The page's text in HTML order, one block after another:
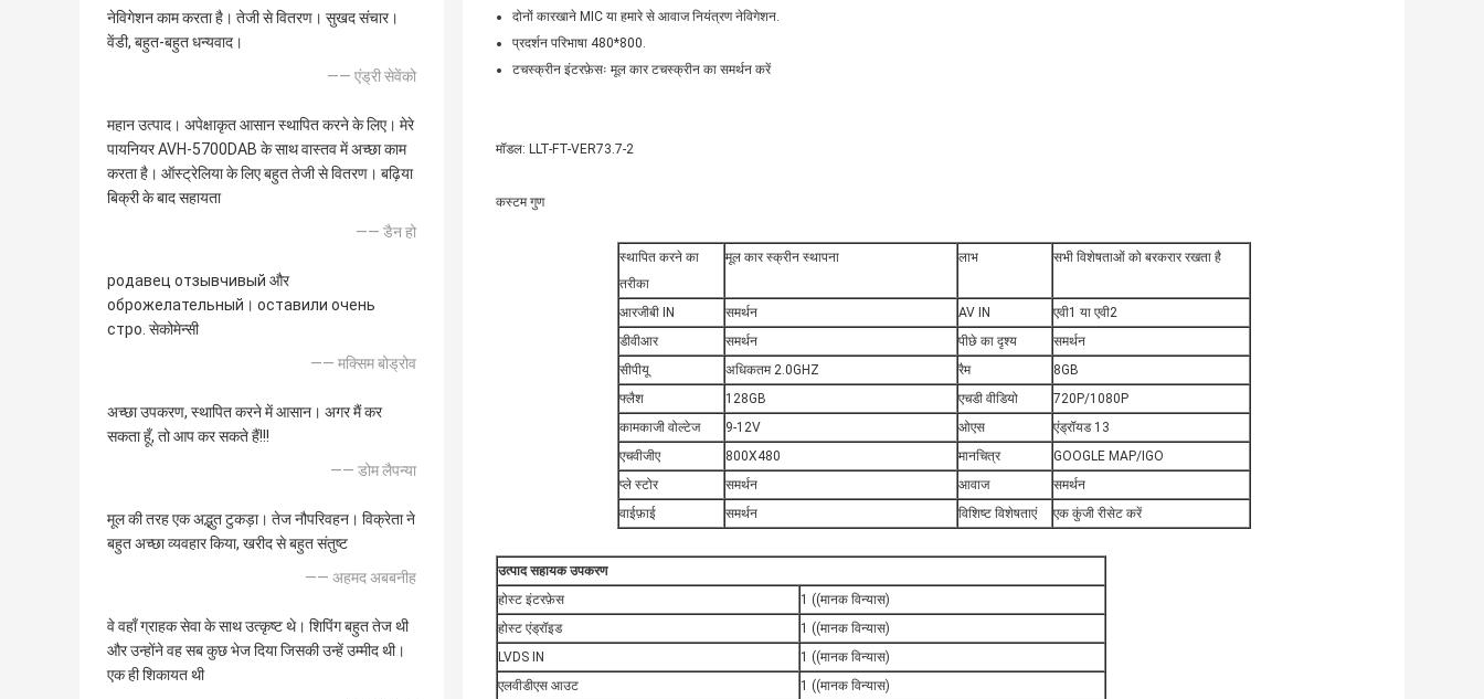
नेविगेशन काम करता है। तेजी से वितरण। सुखद संचार।
वेंडी, बहुत-बहुत धन्यवाद।
—— एंड्री सेवेंको
महान उत्पाद। अपेक्षाकृत आसान स्थापित करने के लिए। मेरे
पायनियर AVH-5700DAB के साथ वास्तव में अच्छा काम
करता है। ऑस्ट्रेलिया के लिए बहुत तेजी से वितरण। बढ़िया
बिक्री के बाद सहायता
—— डैन हो
родавец отзывчивый और
оброжелательный। оставили очень
стро. सेकोमेन्सी
—— मक्सिम बोड्रोव
अच्छा उपकरण, स्थापित करने में आसान। अगर मैं कर
सकता हूँ, तो आप कर सकते हैं!!!
—— डोम लैपन्या
मूल की तरह एक अद्भुत टुकड़ा। तेज नौपरिवहन। विक्रेता ने
बहुत अच्छा व्यवहार किया, खरीद से बहुत संतुष्ट
—— अहमद अबबनीह
वे वहाँ ग्राहक सेवा के साथ उत्कृष्ट थे। शिपिंग बहुत तेज थी
और उन्होंने वह सब कुछ भेज दिया जिसकी उन्हें उम्मीद थी।
एक ही शिकायत थी
दोनों कारखाने MIC या हमारे से आवाज नियंत्रण नेविगेशन.
प्रदर्शन परिभाषा 480*800.
टचस्क्रीन इंटरफ़ेसः मूल कार टचस्क्रीन का समर्थन करें
मॉडल: LLT-FT-VER73.7-2
कस्टम गुण
स्थापित करने का
तरीका
मूल कार स्क्रीन स्थापना लाभ सभी विशेषताओं को बरकरार रखता है
आरजीबी IN समर्थन AV IN
एवी1 या एवी2
डीवीआर
समर्थन पीछे का दृश्य
समर्थन
सीपीयू
अधिकतम 2.0GHZ रैम
8GB
फ्लैश
128GB एचडी वीडियो
720P/1080P
कामकाजी वोल्टेज
9-12V ओएस
एंड्रॉयड 13
एचवीजीए
800X480 मानचित्र
GOOGLE MAP/IGO
प्ले स्टोर
समर्थन आवाज
समर्थन
वाईफ़ाई
समर्थन विशिष्ट विशेषताएं एक कुंजी रीसेट करें
उत्पाद सहायक उपकरण
होस्ट इंटरफ़ेस
1 ((मानक विन्यास)
होस्ट एंड्रॉइड
1 ((मानक विन्यास)
LVDS IN
1 ((मानक विन्यास)
एलवीडीएस आउट
1 ((मानक विन्यास)